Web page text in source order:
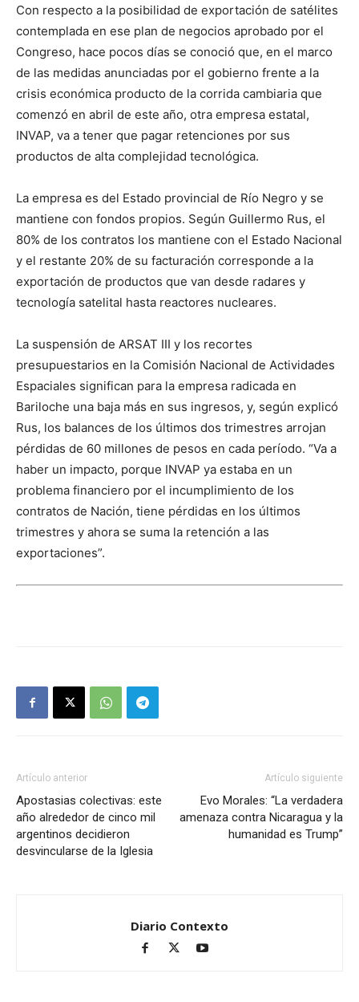
Con respecto a la posibilidad de exportación de satélites
contemplada en ese plan de negocios aprobado por el
Congreso, hace pocos días se conoció que, en el marco
de las medidas anunciadas por el gobierno frente a la
crisis económica producto de la corrida cambiaria que
comenzó en abril de este año, otra empresa estatal,
INVAP, va a tener que pagar retenciones por sus
productos de alta complejidad tecnológica.
La empresa es del Estado provincial de Río Negro y se
mantiene con fondos propios. Según Guillermo Rus, el
80% de los contratos los mantiene con el Estado Nacional
y el restante 20% de su facturación corresponde a la
exportación de productos que van desde radares y
tecnología satelital hasta reactores nucleares.
La suspensión de ARSAT III y los recortes
presupuestarios en la Comisión Nacional de Actividades
Espaciales significan para la empresa radicada en
Bariloche una baja más en sus ingresos, y, según explicó
Rus, los balances de los últimos dos trimestres arrojan
pérdidas de 60 millones de pesos en cada período. “Va a
haber un impacto, porque INVAP ya estaba en un
problema financiero por el incumplimiento de los
contratos de Nación, tiene pérdidas en los últimos
trimestres y ahora se suma la retención a las
exportaciones”.
Artículo anterior
Apostasias colectivas: este
año alrededor de cinco mil
argentinos decidieron
desvincularse de la Iglesia
Artículo siguiente
Evo Morales: “La verdadera
amenaza contra Nicaragua y la
humanidad es Trump”
Diario Contexto